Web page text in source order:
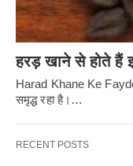
हरड़ खाने से होते हैं
Harad Khane Ke
समृद्ध रहा है।…
RECENT POSTS